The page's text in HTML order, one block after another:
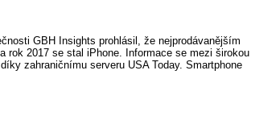
GBH Insights prohlásil, že nejprodávanějším
rok 2017 se stal iPhone. Informace se mezi širokou
zahraničnímu serveru USA Today. Smartphone